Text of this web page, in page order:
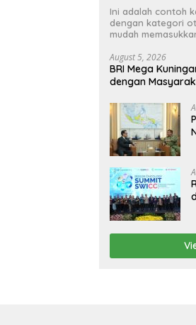
Ini adalah contoh
dengan kategori
mudah
August 5, 2026
BRI Mega
dengan